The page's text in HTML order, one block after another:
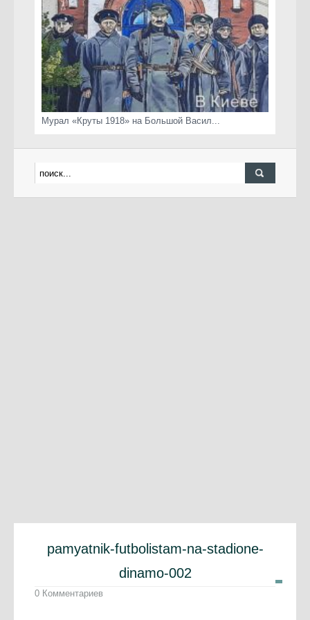
Мурал «Круты 1918» на Большой Васил...
pamyatnik-futbolistam-na-stadione-
dinamo-002
0 Комментариев